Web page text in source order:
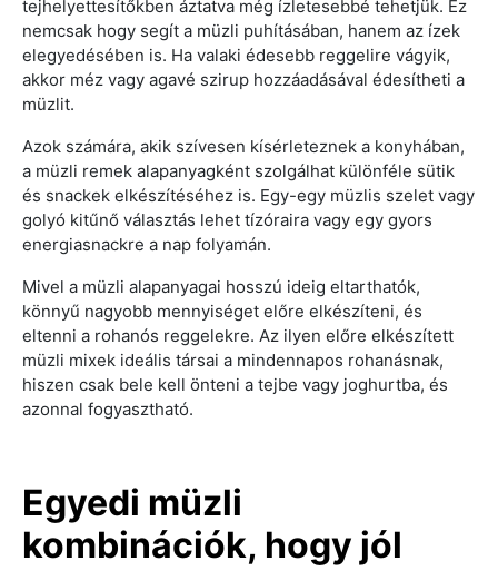
tejhelyettesítőkben áztatva még ízletesebbé tehetjük. Ez
nemcsak hogy segít a müzli puhításában, hanem az ízek
elegyedésében is. Ha valaki édesebb reggelire vágyik,
akkor méz vagy agavé szirup hozzáadásával édesítheti a
müzlit.
Azok számára, akik szívesen kísérleteznek a konyhában,
a müzli remek alapanyagként szolgálhat különféle sütik
és snackek elkészítéséhez is. Egy-egy müzlis szelet vagy
golyó kitűnő választás lehet tízóraira vagy egy gyors
energiasnackre a nap folyamán.
Mivel a müzli alapanyagai hosszú ideig eltarthatók,
könnyű nagyobb mennyiséget előre elkészíteni, és
eltenni a rohanós reggelekre. Az ilyen előre elkészített
müzli mixek ideális társai a mindennapos rohanásnak,
hiszen csak bele kell önteni a tejbe vagy joghurtba, és
azonnal fogyasztható.
Egyedi müzli
kombinációk, hogy jól